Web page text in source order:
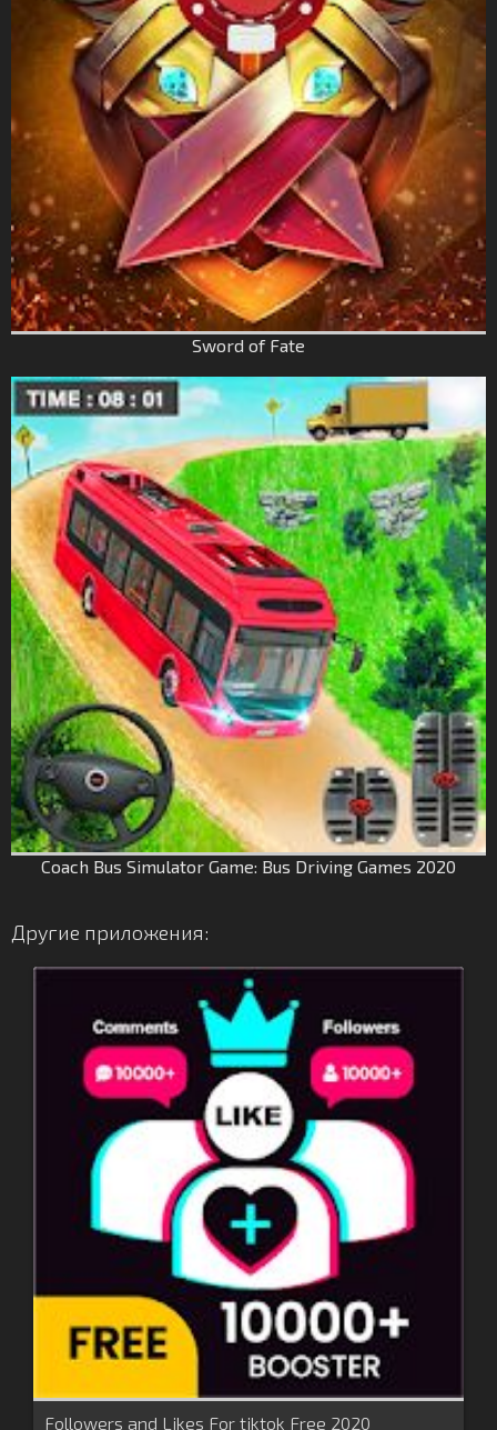
Sword of Fate
Coach Bus Simulator Game: Bus Driving Games 2020
Другие приложения:
Followers and Likes For tiktok Free 2020